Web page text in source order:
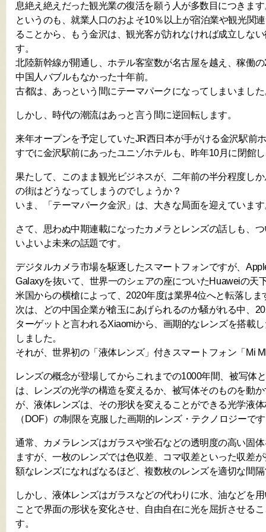
息絶え絶えだった観光業の復活を願う人が多数目につきます
というのも、就業人口のおよそ10％以上が宿泊業や観光関
ることから、もう金沢は、観光客が訪れなければ成立しな
す。
北陸新幹線が開通し、ホテル客室数が名古屋を越え、稼働
中国人バブルもなかった十年前。
古都は、あっという間にテーマパークになってしまいました
しかし、時代の潮流はあっと言う間に逆回転します。
来年オープンを予定していたJR西日本が手がける金沢駅前
すでに金沢駅前にあったユニゾホテルも、昨年10月に閉館
果たして、このまま観光ビジネスが、二年前の半分程度し
の街はどうなってしまうのでしょうか？
いま、「テーマパーク金沢」は、大きな局面を迎えています
さて、思わぬ中期連載になったカメラとレンズの話しも、
いよいよ未来の話題です。
デジタルカメラ市場を駆逐したスマートフォンですが、
Galaxyを抜いて、世界一のシェアの座についたHuaweiの天
米国からの横槍によって、2020年度は業界4位へと転落しま
次は、どの中国企業が槍玉にあげられるのか騒がれる中、
ターゲットと言われるXiaomiから、画期的なレンズを搭載
しました。
それが、世界初の「液体レンズ」付きスマートフォン「Mi
レンズの概念が登場してからこれまでの1000年間、被写体
は、レンズの光学の構造を変えるか、被写体そのものを動
が、液体レンズは、その形状を変えることができる光学液
（DOF）の制限を克服した画期的レンズ・テクノロジー
通常、カメラレンズはガラスや蛍石などの透明度の高い固
ますが、一枚のレンズでは色収差、コマ収差といった収差
額なレンズになればなるほど、複数枚のレンズを適切な間
しかし、液体レンズはガラスなどの代わりに水、油などを
ことで界面の形状を変化させ、自由自在に光を屈折させる
す。